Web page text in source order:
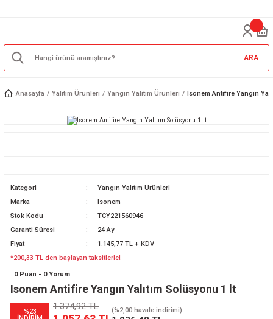
ARA
Anasayfa Yalıtım Ürünleri Yangın Yalıtım Ürünleri Isonem Antifire Yangın
Kategori
Yangın Yalıtım Ürünleri
Marka
Isonem
Stok Kodu
TCY221560946
Garanti Süresi
24 Ay
Fiyat
1.145,77 TL + KDV
*200,33 TL den başlayan taksitlerle!
0 Puan - 0 Yorum
Isonem Antifire Yangın Yalıtım Solüsyonu 1 lt
%23
1.374,92 TL (%2,00 havale indirimi)